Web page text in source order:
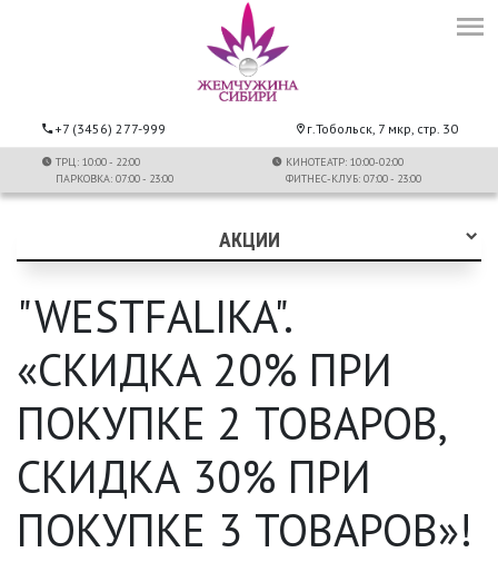
+7 (3456) 277-999 г.Тобольск, 7 мкр, стр. 30
ТРЦ: 10:00 - 22:00
ПАРКОВКА: 07:00 - 23:00
КИНОТЕАТР: 10:00-02:00
ФИТНЕС-КЛУБ: 07:00 - 23:00
АКЦИИ
"WESTFALIKA".
«СКИДКА 20% ПРИ
ПОКУПКЕ 2 ТОВАРОВ,
СКИДКА 30% ПРИ
ПОКУПКЕ 3 ТОВАРОВ»!